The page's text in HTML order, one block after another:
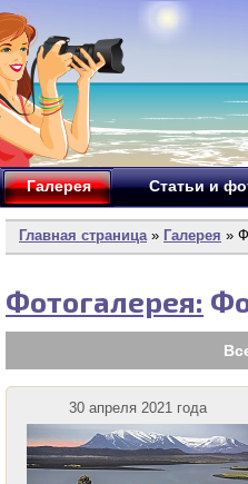
Галерея Статьи и
Главная страница» Галерея »
Фотогалерея:
30 апреля 2021 года